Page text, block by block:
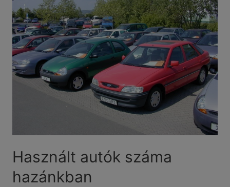
Használt autók száma
hazánkban